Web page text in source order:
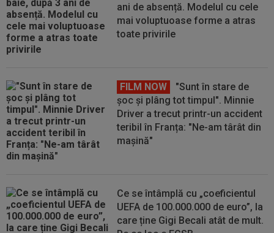
ani de absență. Modelul cu cele
mai voluptuoase forme a atras
toate privirile
FILM NOW
"Sunt în stare de
șoc și plâng tot timpul". Minnie
Driver a trecut printr-un accident
teribil în Franța: "Ne-am târât din
mașină"
Ce se întâmplă cu „coeficientul
UEFA de 100.000.000 de euro”, la
care ține Gigi Becali atât de mult.